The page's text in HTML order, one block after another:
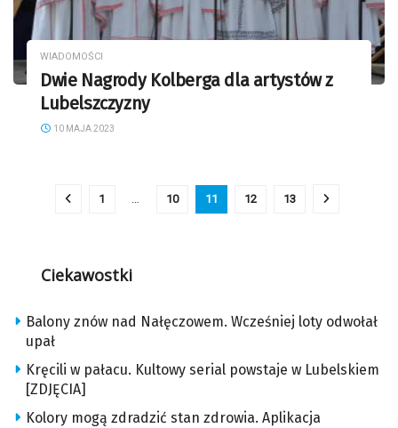
WIADOMOŚCI
Dwie Nagrody Kolberga dla artystów z
Lubelszczyzny
10 MAJA 2023
1 … 10 11 12 13
Ciekawostki
Balony znów nad Nałęczowem. Wcześniej loty odwołał
upał
Kręcili w pałacu. Kultowy serial powstaje w Lubelskiem
[ZDJĘCIA]
Kolory mogą zdradzić stan zdrowia. Aplikacja